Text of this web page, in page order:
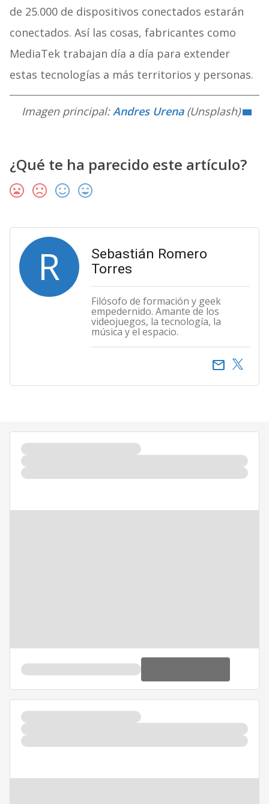
de 25.000 de dispositivos conectados estarán
conectados. Así las cosas, fabricantes como
MediaTek trabajan día a día para extender
estas tecnologías a más territorios y personas.
Imagen principal:Andres Urena(Unsplash)
¿Qué te ha parecido este artículo?
R
Sebastián Romero
Torres
Filósofo de formación y geek
empedernido. Amante de los
videojuegos, la tecnología, la
música y el espacio.
email